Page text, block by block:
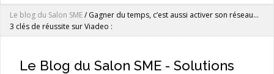
Le blog du Salon SME/Gagner du temps, c’est aussi activer son réseau…
3 clés de réussite sur Viadeo :
Le Blog du Salon SME - Solutions